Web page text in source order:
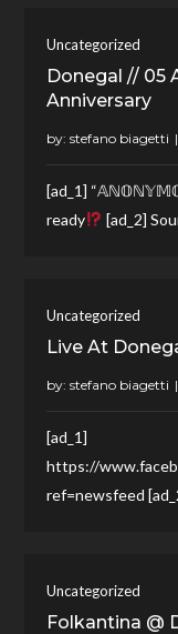
Uncategorized
Donegal // 05
Anniversary
by:stefano biagetti
[ad_1]
ready
[ad_2]
Uncategorized
Live At
by:stefano biagetti
[ad_1]
https://
ref=newsfeed
Uncategorized
Folkantina @